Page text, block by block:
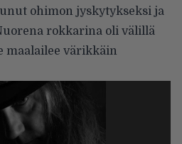
ohimon jyskytykseksi ja
rokkarina oli välillä
maalailee värikkäin